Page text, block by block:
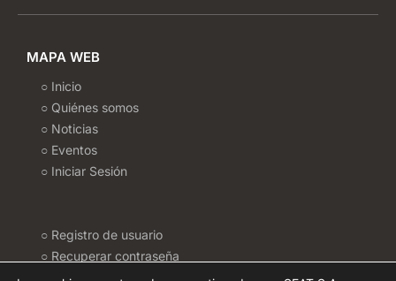
MAPA WEB
○ Inicio
○ Quiénes somos
○ Noticias
○ Eventos
○ Iniciar Sesión
○ Registro de usuario
○ Recuperar contraseña
○ Politica de Cookies